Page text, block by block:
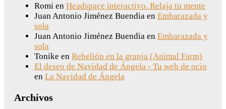
Romi en Headspace interactivo. Relaja tu mente
Juan Antonio Jiménez Buendia en Embarazada y
sola
Juan Antonio Jiménez Buendia en Embarazada y
sola
Tonike en Rebelión en la granja (Animal Farm)
El deseo de Navidad de Ángela - Tu web de ocio
en La Navidad de Ángela
Archivos